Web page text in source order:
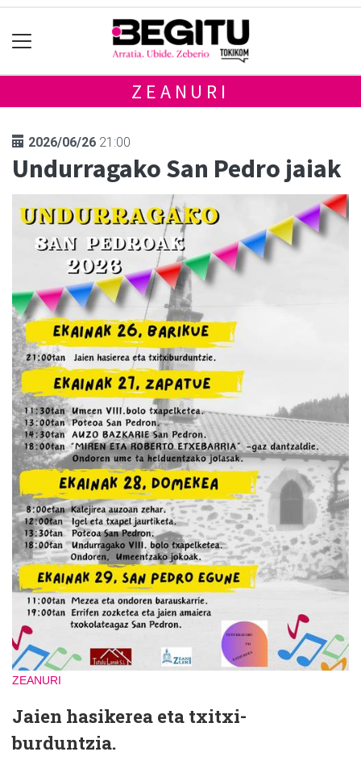
ZEANURI
2026/06/26 21:00
Undurragako San Pedro jaiak
ZEANURI
Jaien hasikerea eta txitxi-
burduntzia.